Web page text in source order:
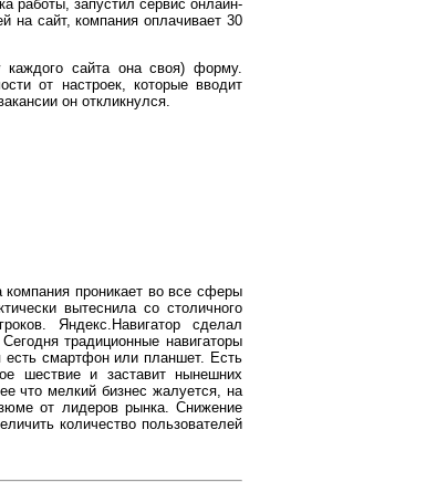
работы, запустил сервис онлайн-
на сайт, компания оплачивает 30
каждого сайта она своя) форму.
от настроек, которые вводит
он откликнулся.
компания проникает во все сферы
вытеснила со столичного
Яндекс.Навигатор сделал
традиционные навигаторы
есть смартфон или планшет. Есть
шествие и заставит нынешних
что мелкий бизнес жалуется, на
от лидеров рынка. Снижение
количество пользователей